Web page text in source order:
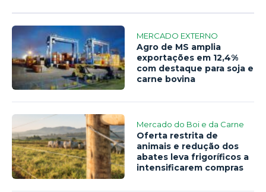
MERCADO EXTERNO
Agro de MS amplia
exportações em 12,4%
com destaque para soja e
carne bovina
Mercado do Boi e da Carne
Oferta restrita de
animais e redução dos
abates leva frigoríficos a
intensificarem compras